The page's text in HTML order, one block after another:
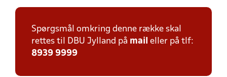
Spørgsmål omkring denne række skal
rettes til DBU Jylland på mail eller på tlf:
8939 9999